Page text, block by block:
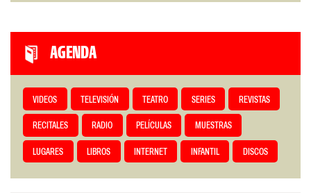
AGENDA
VIDEOS TELEVISIÓN TEATRO SERIES REVISTAS
RECITALES RADIO PELÍCULAS MUESTRAS
LUGARES LIBROS INTERNET INFANTIL DISCOS